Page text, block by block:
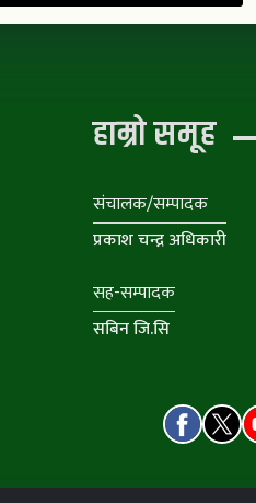
हाम्रो समूह
संचालक/सम्पादक
प्रकाश चन्द्र अधिकारी
सह-सम्पादक
सबिन जि.सि